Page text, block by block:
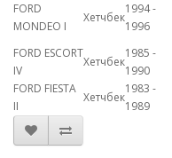
FORD
MONDEO I
Хетчбек
1994 -
1996
FORD ESCORT
IV
Хетчбек
1985 -
1990
FORD FIESTA
II
Хетчбек
1983 -
1989